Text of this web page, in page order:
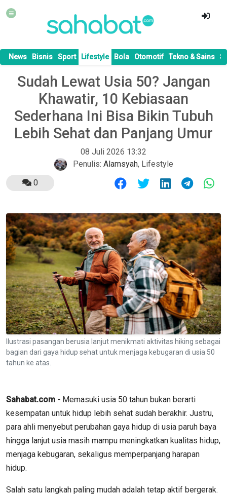
News Bisnis Sport Lifestyle Bola Otomotif Tekno & Sains
Sudah Lewat Usia 50? Jangan
Khawatir, 10 Kebiasaan
Sederhana Ini Bisa Bikin Tubuh
Lebih Sehat dan Panjang Umur
08 Juli 2026 13:32
Penulis: Alamsyah, Lifestyle
0
Ilustrasi pasangan berusia lanjut menikmati aktivitas hiking sebagai
bagian dari gaya hidup sehat untuk menjaga kebugaran di usia 50
tahun ke atas.
Sahabat.com - Memasuki usia 50 tahun bukan berarti
kesempatan untuk hidup lebih sehat sudah berakhir. Justru,
para ahli menyebut perubahan gaya hidup di usia paruh baya
hingga lanjut usia masih mampu meningkatkan kualitas hidup,
menjaga kebugaran, sekaligus memperpanjang harapan
hidup.
Salah satu langkah paling mudah adalah tetap aktif bergerak.